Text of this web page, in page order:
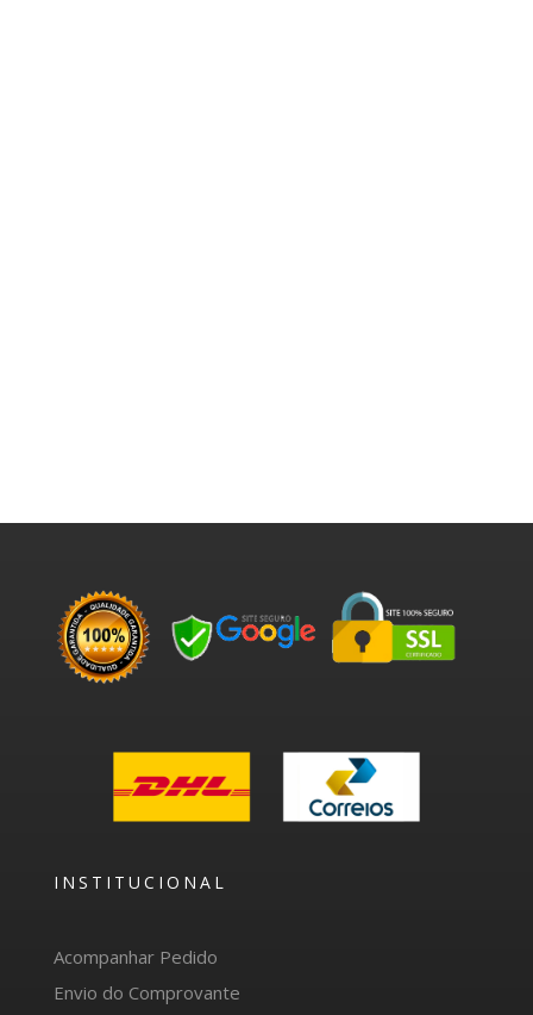
INSTITUCIONAL
Acompanhar Pedido
Envio do Comprovante